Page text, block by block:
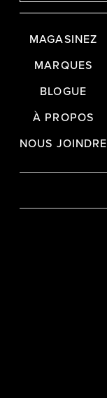
MAGASINEZ
MARQUES
BLOGUE
À PROPOS
NOUS JOINDRE